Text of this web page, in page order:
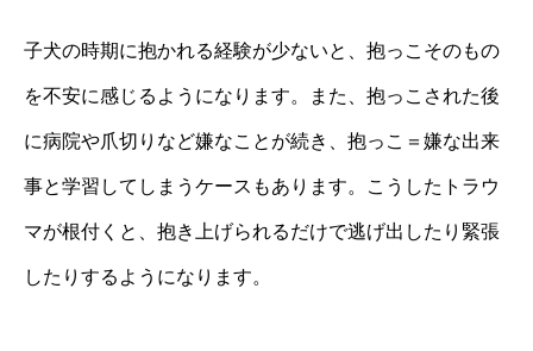
子犬の時期に抱かれる経験が少ないと、抱っこそのもの
を不安に感じるようになります。また、抱っこされた後
に病院や爪切りなど嫌なことが続き、抱っこ＝嫌な出来
事と学習してしまうケースもあります。こうしたトラウ
マが根付くと、抱き上げられるだけで逃げ出したり緊張
したりするようになります。